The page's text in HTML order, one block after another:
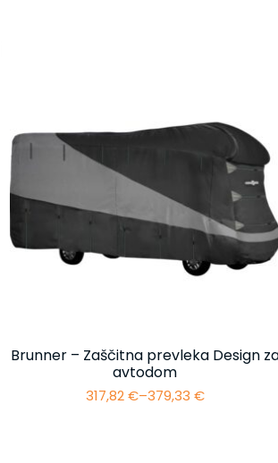
Brunner – Zaščitna prevleka Design
avtodom
317,82€–379,33 €
Cenovni